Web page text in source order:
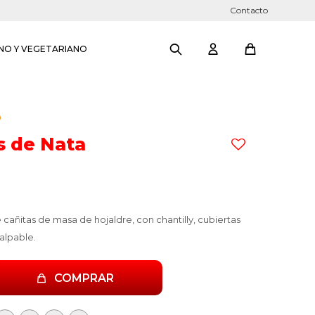
Y VEGETARIANO
Contacto
de Nata
cañitas de masa de hojaldre, con chantilly, cubiertas
COMPRAR